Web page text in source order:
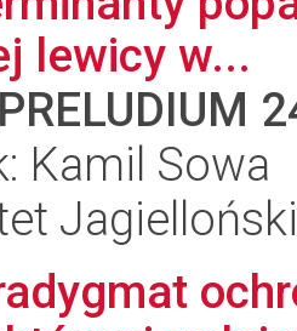
lewicy w...
PRELUDIUM
Kamil Sowa
Jagielloński